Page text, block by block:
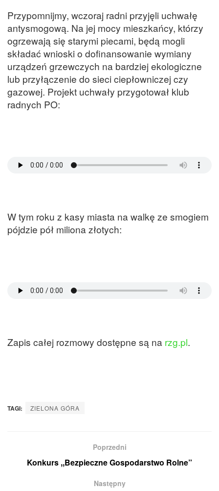
Przypomnijmy, wczoraj radni przyjęli uchwałę
antysmogową. Na jej mocy mieszkańcy, którzy
ogrzewają się starymi piecami, będą mogli
składać wnioski o dofinansowanie wymiany
urządzeń grzewczych na bardziej ekologiczne
lub przyłączenie do sieci ciepłowniczej czy
gazowej. Projekt uchwały przygotował klub
radnych PO:
W tym roku z kasy miasta na walkę ze smogiem
pójdzie pół miliona złotych:
Zapis całej rozmowy dostępne są na rzg.pl.
TAGI: ZIELONA GÓRA
Poprzedni
Konkurs ,,Bezpieczne Gospodarstwo Rolne”
Następny